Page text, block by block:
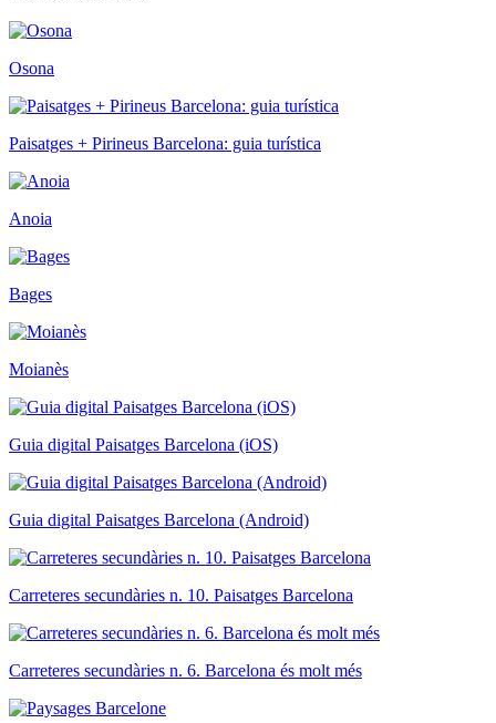
Osona
Paisatges + Pirineus Barcelona: guia turística
Anoia
Bages
Moianès
Guia digital Paisatges Barcelona (iOS)
Guia digital Paisatges Barcelona (Android)
Carreteres secundàries n. 10. Paisatges Barcelona
Carreteres secundàries n. 6. Barcelona és molt més